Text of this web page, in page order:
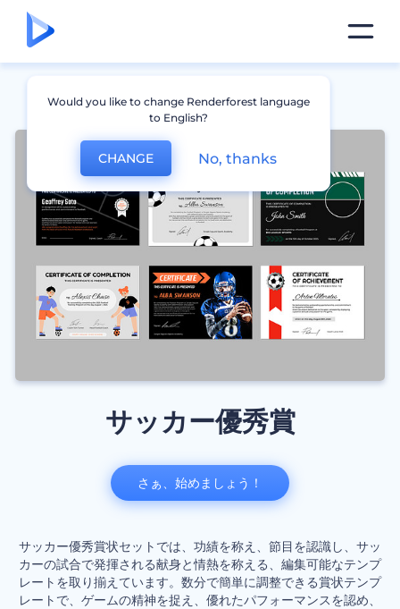
サッカー優秀賞
サッカー優秀賞状セットでは、功績を称え、節目を認識し、サッ
カーの試合で発揮される献身と情熱を称える、編集可能なテンプ
レートを取り揃えています。数分で簡単に調整できる賞状テンプ
レートで、ゲームの精神を捉え、優れたパフォーマンスを認め、
さぁ、始めましょう！
Would you like to change Renderforest language
to English?
CHANGE No, thanks